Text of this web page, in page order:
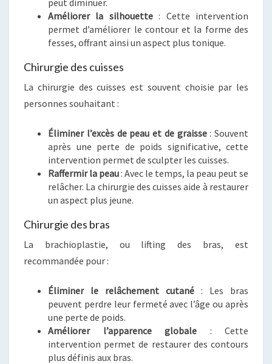
Améliorer la silhouette: Cette intervention
permet d’améliorer le contour et la forme des
fesses, offrant ainsi un aspect plus tonique.
Chirurgie des cuisses
La chirurgie des cuisses est souvent choisie par les
personnes souhaitant :
Éliminer l’excès de peau et de graisse: Souvent
après une perte de poids significative, cette
intervention permet de sculpter les cuisses.
Raffermir la peau: Avec le temps, la peau peut se
relâcher. La chirurgie des cuisses aide à restaurer
un aspect plus jeune.
Chirurgie des bras
La brachioplastie, ou lifting des bras, est
recommandée pour :
Éliminer le relâchement cutané : Les bras
peuvent perdre leur fermeté avec l’âge ou après
une perte de poids.
Améliorer l’apparence globale : Cette
intervention permet de restaurer des contours
plus définis aux bras.